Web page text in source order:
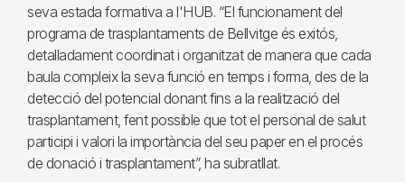
seva estada formativa a l'HUB. “El funcionament del
programa de trasplantaments de Bellvitge és exitós,
detalladament coordinat i organitzat de manera que cada
baula compleix la seva funció en temps i forma, des de la
detecció del potencial donant fins a la realització del
trasplantament, fent possible que tot el personal de salut
participi i valori la importància del seu paper en el procés
de donació i trasplantament”, ha subratllat.